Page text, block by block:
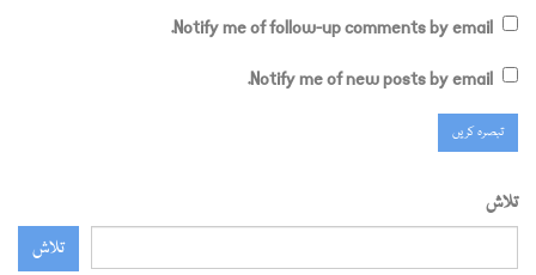
Notify me of follow-up comments by email.
Notify me of new posts by email.
تلاش
تلاش